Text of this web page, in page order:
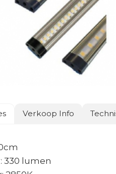
Verkoop Info
330 lumen